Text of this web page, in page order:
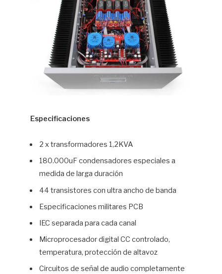
Especificaciones
2 x transformadores 1,2KVA
180.000uF condensadores especiales a
medida de larga duración
44 transistores con ultra ancho de banda
Especificaciones militares PCB
IEC separada para cada canal
Microprocesador digital CC controlado,
temperatura, protección de altavoz
Circuitos de señal de audio completamente